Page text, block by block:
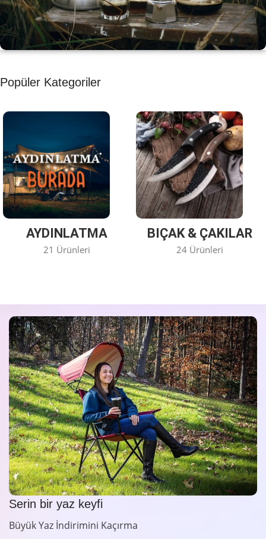
KAHVE KEYFİ
Kahvemizi Denediniz mi ?
Keşfet
Popüler Kategoriler
AYDINLATMA
21 Ürünleri
BIÇAK & ÇAKILAR
24 Ürünleri
Serin bir yaz keyfi
Büyük Yaz İndirimini Kaçırma